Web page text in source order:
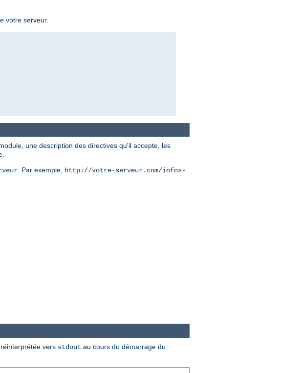
votre serveur.
une description des directives qu'il accepte, les
. Par exemple, http://votre-serveur.com/infos-
vers stdout au cours du démarrage du